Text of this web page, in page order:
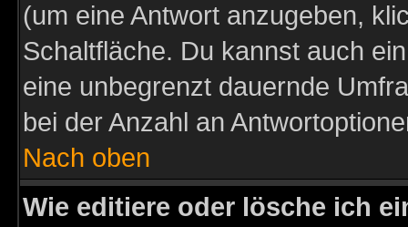
(um eine Antwort anzugeben,
Schaltfläche. Du kannst auch
eine unbegrenzt dauernde
bei der Anzahl an
Nach oben
Wie editiere oder lösche ich